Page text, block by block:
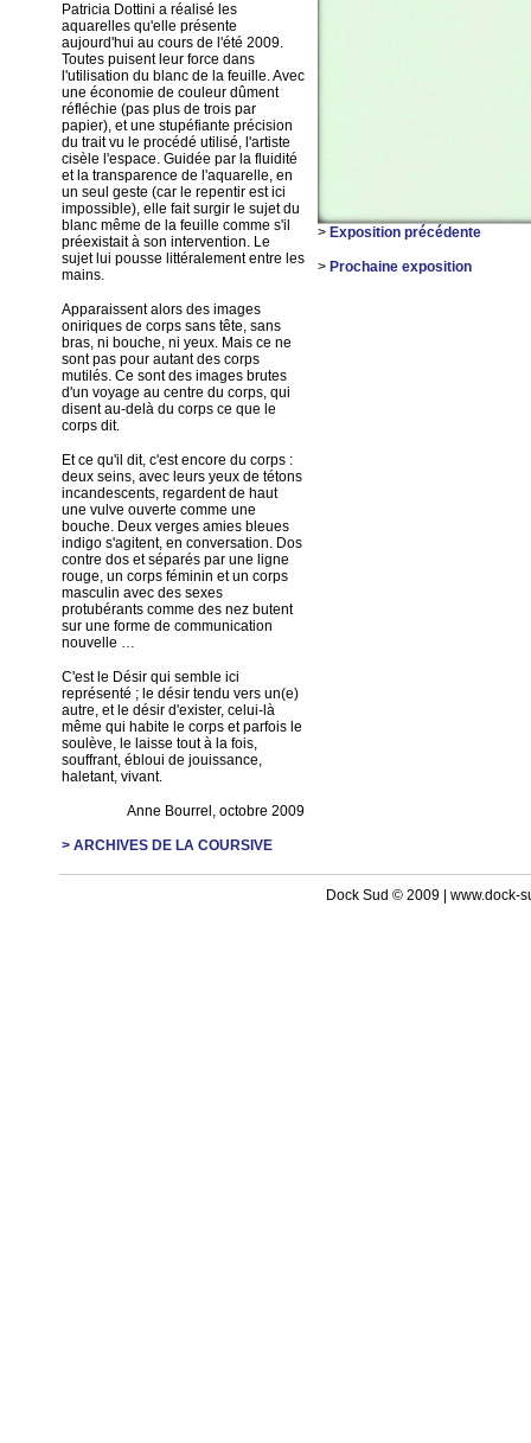
Patricia Dottini a réalisé les
aquarelles qu'elle présente
aujourd'hui au cours de l'été 2009.
Toutes puisent leur force dans
l'utilisation du blanc de la feuille. Avec
une économie de couleur dûment
réfléchie (pas plus de trois par
papier), et une stupéfiante précision
du trait vu le procédé utilisé, l'artiste
cisèle l'espace. Guidée par la fluidité
et la transparence de l'aquarelle, en
un seul geste (car le repentir est ici
impossible), elle fait surgir le sujet du
blanc même de la feuille comme s'il
préexistait à son intervention. Le
sujet lui pousse littéralement entre les
mains.
Apparaissent alors des images
oniriques de corps sans tête, sans
bras, ni bouche, ni yeux. Mais ce ne
sont pas pour autant des corps
mutilés. Ce sont des images brutes
d'un voyage au centre du corps, qui
disent au-delà du corps ce que le
corps dit.
Et ce qu'il dit, c'est encore du corps :
deux seins, avec leurs yeux de tétons
incandescents, regardent de haut
une vulve ouverte comme une
bouche. Deux verges amies bleues
indigo s'agitent, en conversation. Dos
contre dos et séparés par une ligne
rouge, un corps féminin et un corps
masculin avec des sexes
protubérants comme des nez butent
sur une forme de communication
nouvelle …
C'est le Désir qui semble ici
représenté ; le désir tendu vers un(e)
autre, et le désir d'exister, celui-là
même qui habite le corps et parfois le
soulève, le laisse tout à la fois,
souffrant, ébloui de jouissance,
haletant, vivant.
Anne Bourrel, octobre 2009
> ARCHIVES DE LA COURSIVE
> Exposition précédente
> Prochaine exposition
Dock Sud © 2009 | www.dock-